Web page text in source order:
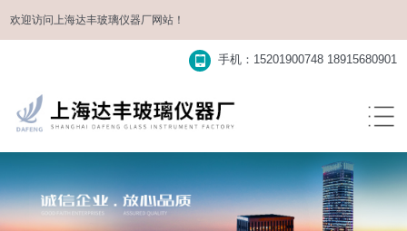
欢迎访问上海达丰玻璃仪器厂网站！
手机：15201900748 18915680901